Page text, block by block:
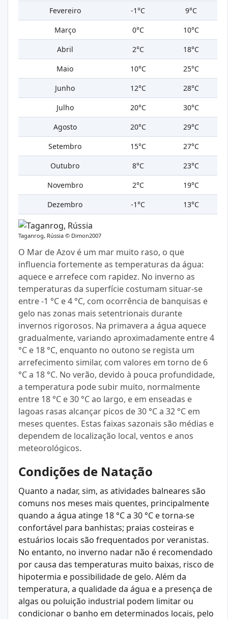
Fevereiro
-1°C
9°C
Março
0°C
10°C
Abril
2°C
18°C
Maio
10°C
25°C
Junho
12°C
28°C
Julho
20°C
30°C
Agosto
20°C
29°C
Setembro
15°C
27°C
Outubro
8°C
23°C
Novembro
2°C
19°C
Dezembro
-1°C 13°C
Taganrog, Rússia © Dimon2007
O Mar de Azov é um mar muito raso, o que
influencia fortemente as temperaturas da água:
aquece e arrefece com rapidez. No inverno as
temperaturas da superfície costumam situar‑se
entre -1 °C e 4 °C, com ocorrência de banquisas e
gelo nas zonas mais setentrionais durante
invernos rigorosos. Na primavera a água aquece
gradualmente, variando aproximadamente entre 4
°C e 18 °C, enquanto no outono se regista um
arrefecimento similar, com valores em torno de 6
°C a 18 °C. No verão, devido à pouca profundidade,
a temperatura pode subir muito, normalmente
entre 18 °C e 30 °C ao largo, e em enseadas e
lagoas rasas alcançar picos de 30 °C a 32 °C em
meses quentes. Estas faixas sazonais são médias e
dependem de localização local, ventos e anos
meteorológicos.
Condições de Natação
Quanto a nadar, sim, as atividades balneares são
comuns nos meses mais quentes, principalmente
quando a água atinge 18 °C a 30 °C e torna‑se
confortável para banhistas; praias costeiras e
estuários locais são frequentados por veranistas.
No entanto, no inverno nadar não é recomendado
por causa das temperaturas muito baixas, risco de
hipotermia e possibilidade de gelo. Além da
temperatura, a qualidade da água e a presença de
algas ou poluição industrial podem limitar ou
condicionar o banho em determinados locais, pelo